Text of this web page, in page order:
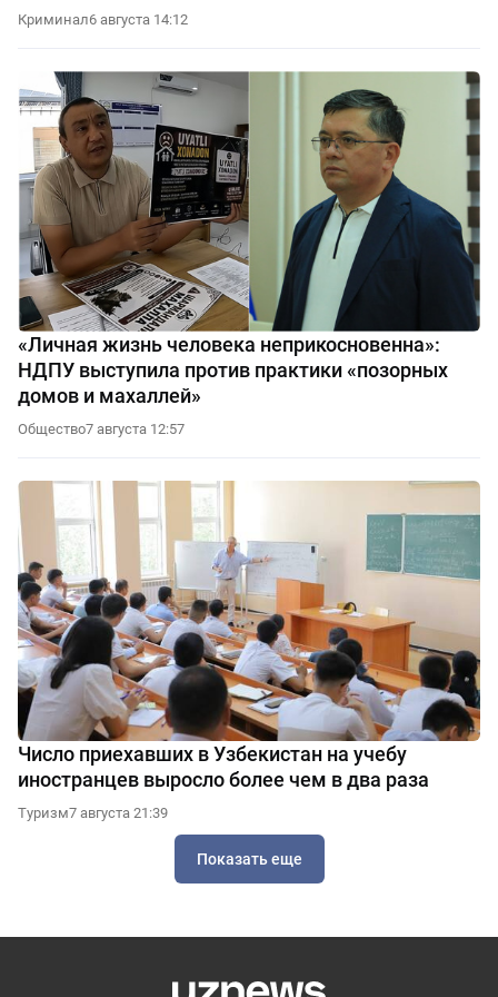
Криминал6 августа 14:12
«Личная жизнь человека неприкосновенна»:
НДПУ выступила против практики «позорных
домов и махаллей»
Общество7 августа 12:57
Число приехавших в Узбекистан на учебу
иностранцев выросло более чем в два раза
Туризм7 августа 21:39
Показать еще